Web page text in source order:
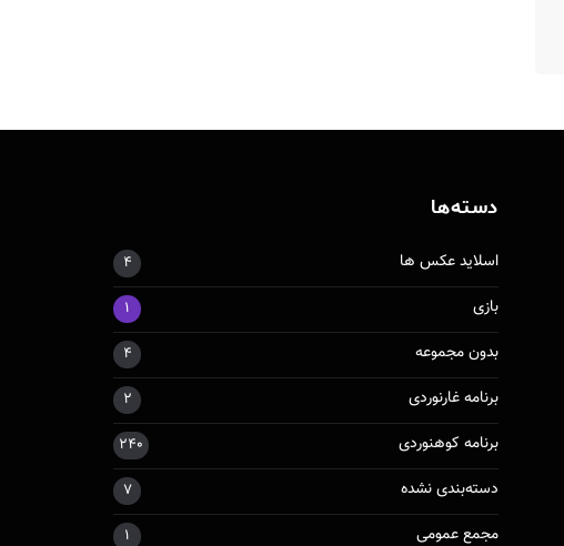
دسته‌ها
اسلاید عکس ها ۴
بازی ۱
بدون مجموعه ۴
برنامه غارنوردی ۲
برنامه کوهنوردی ۲۴۰
دسته‌بندی نشده ۷
مجمع عمومی ۱